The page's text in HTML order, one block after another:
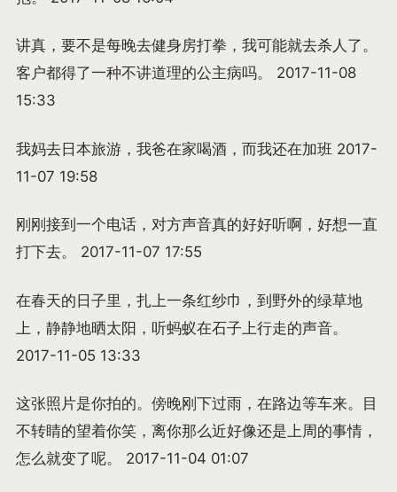
讲真，要不是每晚去健身房打拳，我可能就去杀人了。
客户都得了一种不讲道理的公主病吗。 2017-11-08
15:33
我妈去日本旅游，我爸在家喝酒，而我还在加班 2017-
11-07 19:58
刚刚接到一个电话，对方声音真的好好听啊，好想一直
打下去。 2017-11-07 17:55
在春天的日子里，扎上一条红纱巾，到野外的绿草地
上，静静地晒太阳，听蚂蚁在石子上行走的声音。
2017-11-05 13:33
这张照片是你拍的。傍晚刚下过雨，在路边等车来。目
不转睛的望着你笑，离你那么近好像还是上周的事情，
怎么就变了呢。 2017-11-04 01:07